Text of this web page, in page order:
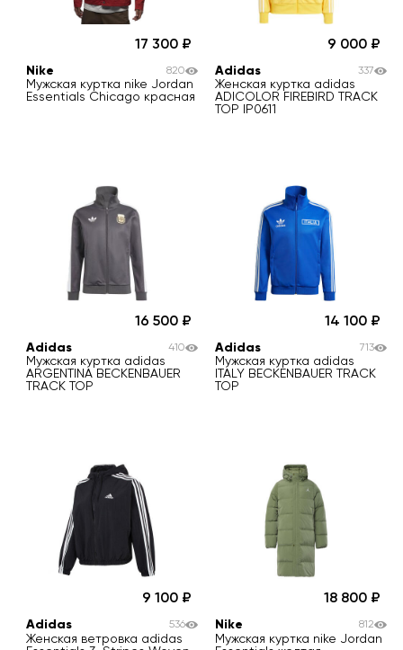
17 300
Nike
Мужская куртка nike Jordan
Essentials Chicago красная
820
9 000
Adidas
Женская куртка adidas
ADICOLOR FIREBIRD TRACK
TOP IP0611
337
16 500
Adidas
Мужская куртка adidas
ARGENTINA BECKENBAUER
TRACK TOP
410
14 100
Adidas
Мужская куртка adidas
ITALY BECKENBAUER TRACK
TOP
713
9 100
Adidas
Женская ветровка adidas
536
18 800
Nike
Мужская куртка nike Jordan
812